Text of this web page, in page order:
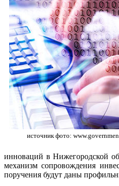
источник фото:
инноваций в Нижегородской
механизм сопровождения
поручения будут даны